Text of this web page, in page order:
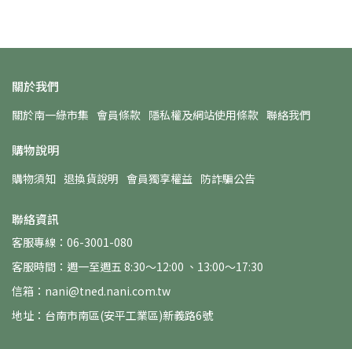
關於我們
關於南一綠市集 會員條款 隱私權及網站使用條款 聯絡我們
購物說明
購物須知 退換貨說明 會員獨享權益 防詐騙公告
聯絡資訊
客服專線：06-3001-080
客服時間：週一至週五 8:30～12:00 、13:00～17:30
信箱：nani@tned.nani.com.tw
地址：台南市南區(安平工業區)新義路6號